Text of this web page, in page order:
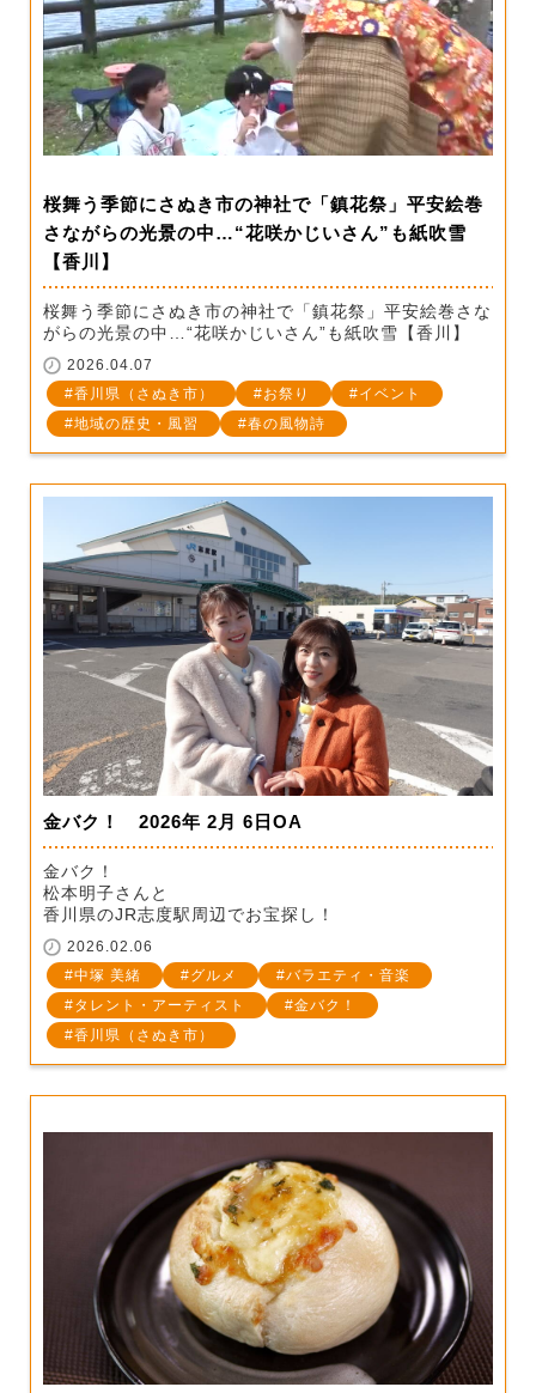
桜舞う季節にさぬき市の神社で「鎮花祭」平安絵巻
さながらの光景の中…“花咲かじいさん”も紙吹雪
【香川】
桜舞う季節にさぬき市の神社で「鎮花祭」平安絵巻さな
がらの光景の中…“花咲かじいさん”も紙吹雪【香川】
2026.04.07
香川県（さぬき市）
お祭り
イベント
地域の歴史・風習
春の風物詩
金バク！ 2026年 2月 6日OA
金バク！
松本明子さんと
香川県のJR志度駅周辺でお宝探し！
2026.02.06
中塚 美緒
グルメ
バラエティ・音楽
タレント・アーティスト
金バク！
香川県（さぬき市）